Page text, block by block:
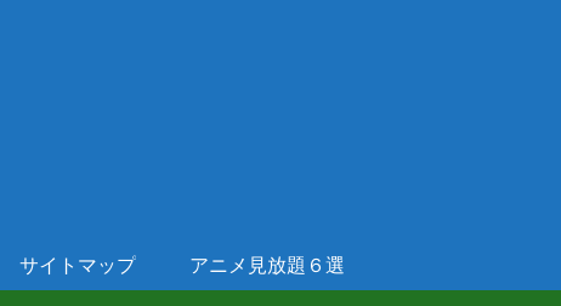
サイトマップ アニメ見放題６選